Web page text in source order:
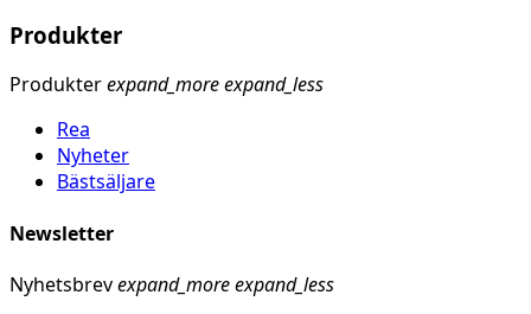
Produkter
Produkterexpand_moreexpand_less
Rea
Nyheter
Bästsäljare
Newsletter
Nyhetsbrevexpand_moreexpand_less